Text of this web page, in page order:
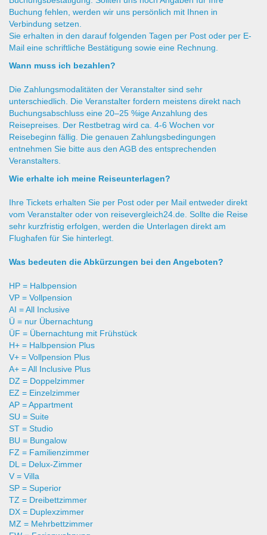
Buchung fehlen, werden wir uns persönlich mit Ihnen in
Verbindung setzen.
Sie erhalten in den darauf folgenden Tagen per Post oder per E-
Mail eine schriftliche Bestätigung sowie eine Rechnung.
Wann muss ich bezahlen?
Die Zahlungsmodalitäten der Veranstalter sind sehr
unterschiedlich. Die Veranstalter fordern meistens direkt nach
Buchungsabschluss eine 20–25 %ige Anzahlung des
Reisepreises. Der Restbetrag wird ca. 4-6 Wochen vor
Reisebeginn fällig. Die genauen Zahlungsbedingungen
entnehmen Sie bitte aus den AGB des entsprechenden
Veranstalters.
Wie erhalte ich meine Reiseunterlagen?
Ihre Tickets erhalten Sie per Post oder per Mail entweder direkt
vom Veranstalter oder von reisevergleich24.de. Sollte die Reise
sehr kurzfristig erfolgen, werden die Unterlagen direkt am
Flughafen für Sie hinterlegt.
Was bedeuten die Abkürzungen bei den Angeboten?
HP = Halbpension
VP = Vollpension
AI = All Inclusive
Ü = nur Übernachtung
ÜF = Übernachtung mit Frühstück
H+ = Halbpension Plus
V+ = Vollpension Plus
A+ = All Inclusive Plus
DZ = Doppelzimmer
EZ = Einzelzimmer
AP = Appartment
SU = Suite
ST = Studio
BU = Bungalow
FZ = Familienzimmer
DL = Delux-Zimmer
V = Villa
SP = Superior
TZ = Dreibettzimmer
DX = Duplexzimmer
MZ = Mehrbettzimmer